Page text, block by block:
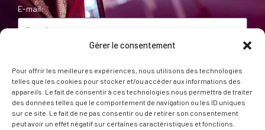
Gérer le consentement
Pour offrir les meilleures expériences, nous utilisons des technologies
telles que les cookies pour stocker et/ou accéder aux informations des
appareils. Le fait de consentir à ces technologies nous permettra de traiter
des données telles que le comportement de navigation ou les ID uniques
sur ce site. Le fait de ne pas consentir ou de retirer son consentement
peut avoir un effet négatif sur certaines caractéristiques et fonctions.
E-mail